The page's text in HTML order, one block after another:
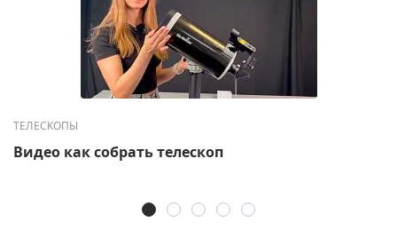
ТЕЛЕСКОПЫ
Видео как собрать телескоп